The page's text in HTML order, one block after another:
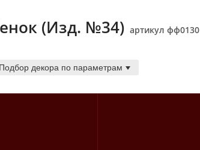
(Изд. №34) артикул фф0130
Подбор декора по параметрам